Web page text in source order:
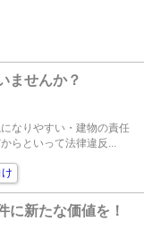
ませんか？
なりやすい・建物の責任
らといって法律違反...
に新たな価値を！